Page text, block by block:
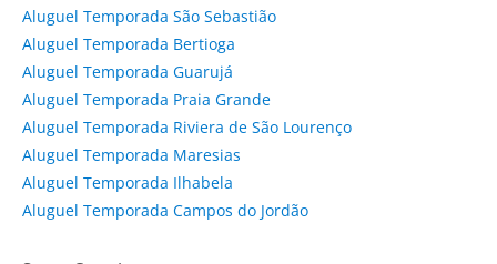
Aluguel Temporada São Sebastião
Aluguel Temporada Bertioga
Aluguel Temporada Guarujá
Aluguel Temporada Praia Grande
Aluguel Temporada Riviera de São Lourenço
Aluguel Temporada Maresias
Aluguel Temporada Ilhabela
Aluguel Temporada Campos do Jordão